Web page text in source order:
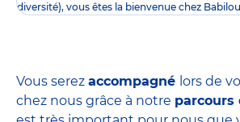
diversité), vous êtes la bienvenue chez
Vous serez accompagné lors de
chez nous grâce à notre parcours